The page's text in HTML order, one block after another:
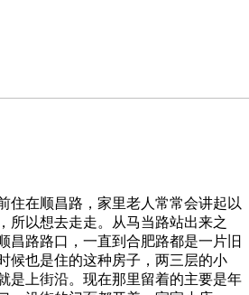
住在顺昌路，家里老人常常会讲起以
所以想去走走。从马当路站出来之
昌路路口，一直到合肥路都是一片旧
候也是住的这种房子，两三层的小
是上街沿。现在那里留着的主要是年